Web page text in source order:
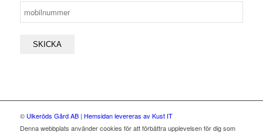
© Ulkeröds Gård AB| Hemsidan levereras av Kust IT
Denna webbplats använder cookies för att förbättra upplevelsen för dig som